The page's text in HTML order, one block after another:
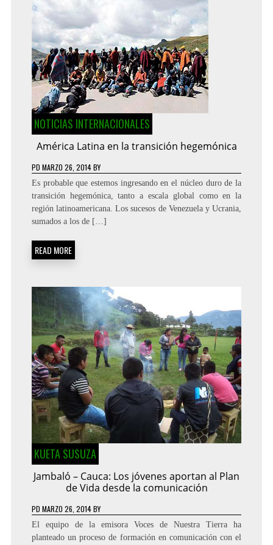
NOTICIAS INTERNACIONALES
América Latina en la transición hegemónica
PD MARZO 26, 2014BY
Es probable que estemos ingresando en el núcleo duro de la
transición hegemónica, tanto a escala global como en la
región latinoamericana. Los sucesos de Venezuela y Ucrania,
sumados a los de […]
READ MORE
KUETA SUSUZA
Jambaló – Cauca: Los jóvenes aportan al Plan
de Vida desde la comunicación
PD MARZO 26, 2014BY
El equipo de la emisora Voces de Nuestra Tierra ha
planteado un proceso de formación en comunicación con el